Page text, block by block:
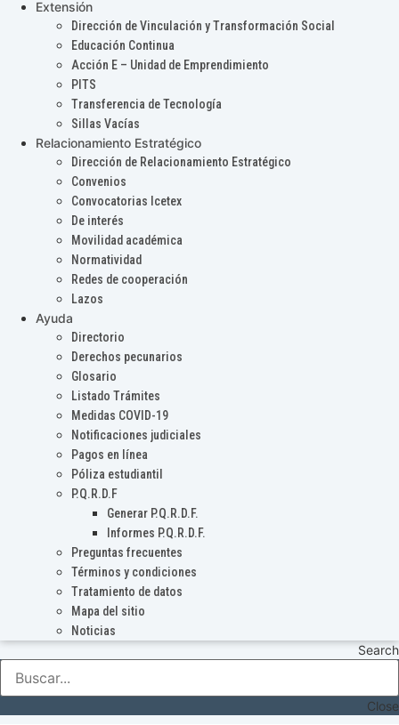
Extensión
Dirección de Vinculación y Transformación Social
Educación Continua
Acción E – Unidad de Emprendimiento
PITS
Transferencia de Tecnología
Sillas Vacías
Relacionamiento Estratégico
Dirección de Relacionamiento Estratégico
Convenios
Convocatorias Icetex
De interés
Movilidad académica
Normatividad
Redes de cooperación
Lazos
Ayuda
Directorio
Derechos pecunarios
Glosario
Listado Trámites
Medidas COVID-19
Notificaciones judiciales
Pagos en línea
Póliza estudiantil
P.Q.R.D.F
Generar P.Q.R.D.F.
Informes P.Q.R.D.F.
Preguntas frecuentes
Términos y condiciones
Tratamiento de datos
Mapa del sitio
Noticias
Search
Close